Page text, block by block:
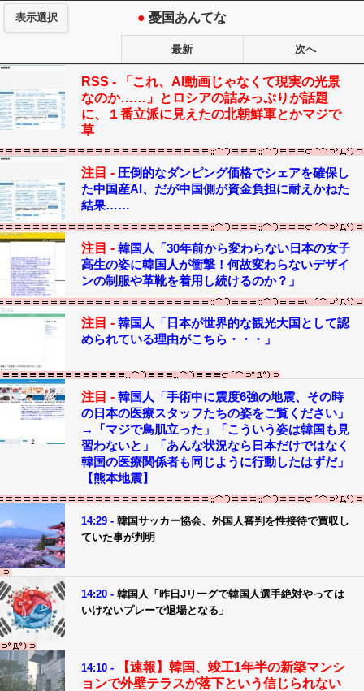
表示選択 ● 憂国あんてな
最新 次へ
RSS -
「これ、AI動画じゃなくて現実の光景
なのか……」とロシアの詰みっぷりが話題
に、１番立派に見えたの北朝鮮軍とかマジで
草
注目 - 圧倒的なダンピング価格でシェアを確保し
た中国産AI、だが中国側が資金負担に耐えかねた
結果……
注目 - 韓国人「30年前から変わらない日本の女子
高生の姿に韓国人が衝撃！何故変わらないデザイ
ンの制服や革靴を着用し続けるのか？」
注目 - 韓国人「日本が世界的な観光大国として認
められている理由がこちら・・・」
注目 - 韓国人「手術中に震度6強の地震、その時
の日本の医療スタッフたちの姿をご覧ください」
→「マジで鳥肌立った」「こういう姿は韓国も見
習わないと」「あんな状況なら日本だけではなく
韓国の医療関係者も同じように行動したはずだ」
【熊本地震】
14:29 - 韓国サッカー協会、外国人審判を性接待で買収し
ていた事が判明
14:20 - 韓国人「昨日Jリーグで韓国人選手絶対やっては
いけないプレーで退場となる」
14:10 -
【速報】韓国、竣工1年半の新築マンシ
ョンで外壁テラスが落下という信じられない